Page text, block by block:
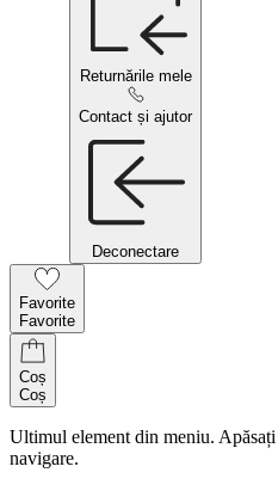
Returnările mele
Contact și ajutor
Deconectare
Favorite
Favorite
Coș
Coș
Ultimul element din meniu.
navigare.